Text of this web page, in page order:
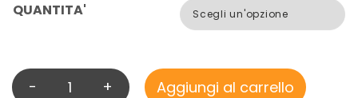
QUANTITA'
- + Aggiungi al carrello